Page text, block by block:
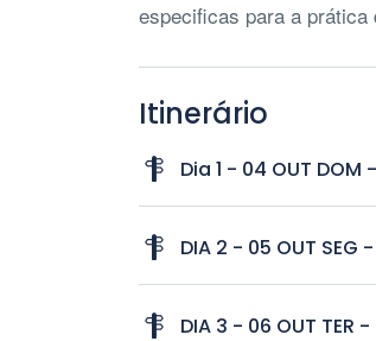
especificas para a prática
Itinerário
Dia 1 - 04 OUT DOM
DIA 2 - 05 OUT SEG -
DIA 3 - 06 OUT TER -